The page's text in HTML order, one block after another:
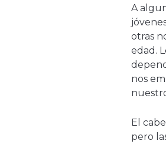
A
otras
edad.
nos
El
pero